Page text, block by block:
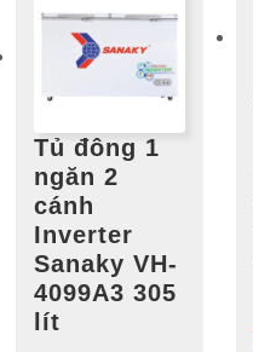
Tủ đông 1
ngăn 2
cánh
Inverter
Sanaky VH-
4099A3 305
lít